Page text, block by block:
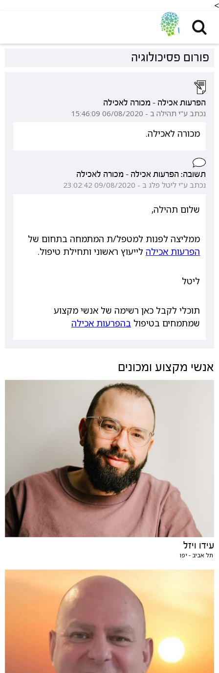
<
פורום פסיכולוגיה
הפרעות אכילה - מכורה לאכילה
נכתב ע"י תהילה ב - 06/08/2020 15:46:09
מכורה לאכילה.
תשובה: הפרעות אכילה - מכורה לאכילה
נכתב ע"י ליטל פלג ב - 09/08/2020 23:02:42
שלום תהילה,
ממליצה לפנות למטפל/ת המתמחה בתחום של
הפרעות אכילהלייעוץ ראשוני ותחילת טיפול.
ליטל
תוכלי לקבל כאן רשימה של אנשי מקצוע
שמתמחים בטיפול בהפרעות אכילה
אנשי מקצוע ומכונים
עידו ויזל
תל אביב - יפו